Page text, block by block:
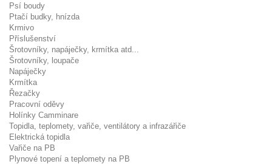
Psí boudy
Ptačí budky, hnízda
Krmivo
Příslušenství
Šrotovníky, napáječky, krmítka atd...
Šrotovníky, loupače
Napáječky
Krmítka
Řezačky
Pracovní oděvy
Holínky Camminare
Topidla, teplomety, vařiče, ventilátory a infrazářiče
Elektrická topidla
Vařiče na PB
Plynové topení a teplomety na PB